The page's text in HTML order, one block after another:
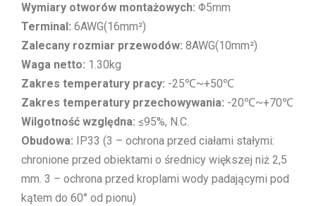
Wymiary otworów montażowych: Φ5mm
Terminal: 6AWG(16mm²)
Zalecany rozmiar przewodów: 8AWG(10mm²)
Waga netto: 1.30kg
Zakres temperatury pracy: -25℃~+50℃
Zakres temperatury przechowywania: -20℃~+70℃
Wilgotność względna: ≤95%, N.C.
Obudowa: IP33 (3 – ochrona przed ciałami stałymi:
chronione przed obiektami o średnicy większej niż 2,5
mm. 3 – ochrona przed kroplami wody padającymi pod
kątem do 60° od pionu)